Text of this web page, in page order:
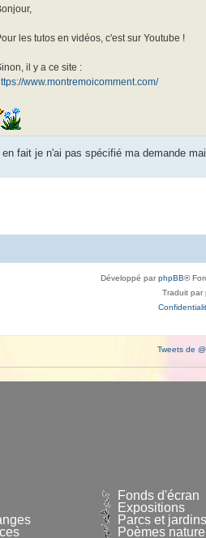
les tutos en vidéos, c'est sur Youtube !
il y a ce site :
www.montremoicomment.com/
en fait je n'ai pas spécifié ma demande
Développé parphpBB®
Traduit par
Tweets de
Fonds d'écran
Expositions
Parcs et jardins
Poèmes nature